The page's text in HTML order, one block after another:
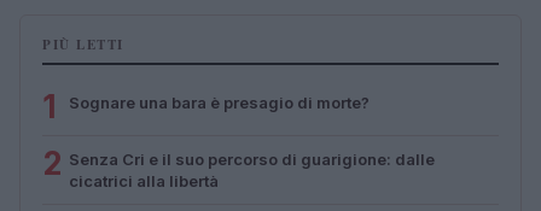
PIÙ LETTI
1 Sognare una bara è presagio di morte?
2 Senza Cri e il suo percorso di guarigione: dalle
cicatrici alla libertà